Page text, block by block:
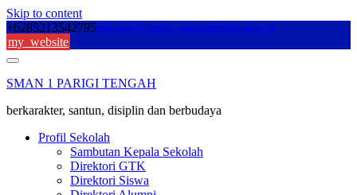
Skip to content
+6285213542795sekolah@sman1parigitengah.sch.id
my_website
SMAN 1 PARIGI TENGAH
berkarakter, santun, disiplin dan berbudaya
Profil Sekolah
Sambutan Kepala Sekolah
Direktori GTK
Direktori Siswa